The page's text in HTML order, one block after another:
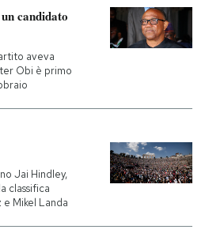
candidato
aveva
Obi è primo
Jai Hindley,
classifica
Mikel Landa